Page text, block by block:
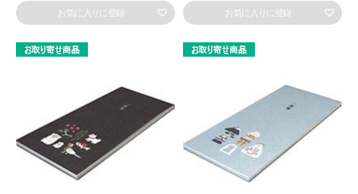
お気に入りに登録 お気に入りに登録